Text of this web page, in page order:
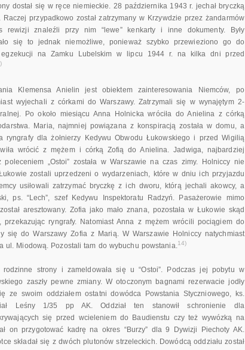
dostał się w ręce niemieckie. 28 października 1943 r. jechał bryczką
przypadkowo został zatrzymany w Krzywdzie przez żandarmów
rewizji znaleźli przy nim “lewe” kenkarty i inne dokumenty. Były
się to jednak niemożliwe, ponieważ szybko przewieziono go do
egzekucji na Zamku Lubelskim w lipcu 1944 r. na kilka dni przed
Klemensa Anielin jest obiektem zainteresowania Niemców, po
wyjechali z córkami do Warszawy. Zatrzymali się w wynajętym 2-
Po około miesiącu Anna Holnicka wróciła do Anielina z córką
Maria, najmniej powiązana z konspiracją została w domu, a
ryngrafy dla żołnierzy Kedywu Obwodu Łukowskiego i przed Wigilią
wrócić z mężem i córką Zofią do Anielina. Jadwiga, najbardziej
„Ostoi” została w Warszawie na czas zimy. Holniccy nie
zostali uprzedzeni o wydarzeniach, które w dniu ich przyjazdu
usiłowali zatrzymać bryczkę z ich dworu, którą jechali akowcy, a
ps. “Lech”, szef Kedywu Inspektoratu Radzyń. Pasażerowie mimo
aresztowany. Zofia jako mało znana, pozostała w Łukowie skąd
przekazując ryngrafy. Natomiast Anna z mężem wrócili pociągiem do
się do Warszawy Zofia z Marią. W Warszawie Holniccy natychmiast
ul. Miodową. Pozostali tam do wybuchu powstania.14)
strony i zameldowała się u “Ostoi”. Podczas jej pobytu w
zaszły pewne zmiany. W otoczonym bagnami rezerwacie jodły
ze swoim oddziałem ostatni dowódca Powstania Styczniowego, ks.
Leśny 1/35 pp AK. Oddział ten stanowił schronienie dla
się przed wcieleniem do Baudienstu czy też wywózką na
on przygotować kadrę na okres “Burzy” dla 9 Dywizji Piechoty AK.
składał się z dwóch plutonów strzeleckich. Dowódcą oddziału został